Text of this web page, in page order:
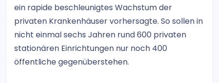
ein rapide beschleunigtes Wachstum der
privaten Krankenhäuser vorhersagte. So sollen in
nicht einmal sechs Jahren rund 600 privaten
stationären Einrichtungen nur noch 400
öffentliche gegenüberstehen.